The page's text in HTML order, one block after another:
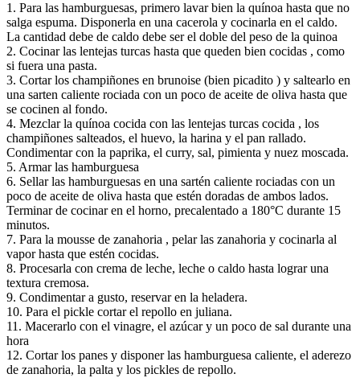
1. Para las hamburguesas, primero lavar bien la quínoa hasta que no
salga espuma. Disponerla en una cacerola y cocinarla en el caldo.
La cantidad debe de caldo debe ser el doble del peso de la quinoa
2. Cocinar las lentejas turcas hasta que queden bien cocidas , como
si fuera una pasta.
3. Cortar los champiñones en brunoise (bien picadito ) y saltearlo en
una sarten caliente rociada con un poco de aceite de oliva hasta que
se cocinen al fondo.
4. Mezclar la quínoa cocida con las lentejas turcas cocida , los
champiñones salteados, el huevo, la harina y el pan rallado.
Condimentar con la paprika, el curry, sal, pimienta y nuez moscada.
5. Armar las hamburguesa
6. Sellar las hamburguesas en una sartén caliente rociadas con un
poco de aceite de oliva hasta que estén doradas de ambos lados.
Terminar de cocinar en el horno, precalentado a 180°C durante 15
minutos.
7. Para la mousse de zanahoria , pelar las zanahoria y cocinarla al
vapor hasta que estén cocidas.
8. Procesarla con crema de leche, leche o caldo hasta lograr una
textura cremosa.
9. Condimentar a gusto, reservar en la heladera.
10. Para el pickle cortar el repollo en juliana.
11. Macerarlo con el vinagre, el azúcar y un poco de sal durante una
hora
12. Cortar los panes y disponer las hamburguesa caliente, el aderezo
de zanahoria, la palta y los pickles de repollo.